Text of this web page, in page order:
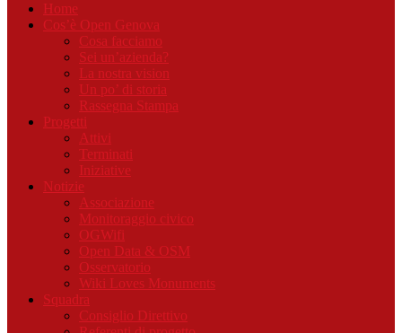
Home
Cos’è Open Genova
Cosa facciamo
Sei un’azienda?
La nostra vision
Un po’ di storia
Rassegna Stampa
Progetti
Attivi
Terminati
Iniziative
Notizie
Associazione
Monitoraggio civico
OGWifi
Open Data & OSM
Osservatorio
Wiki Loves Monuments
Squadra
Consiglio Direttivo